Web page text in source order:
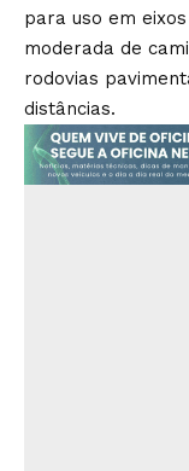
para uso em
moderada de
rodovias
distâncias.